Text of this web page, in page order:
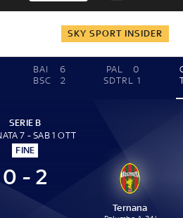
SKY SPORT INSIDER
BAI
6
BSC
2
PAL
0
SDTRL
1
SERIE B
7 - SAB 1 OTT
FINE
0 - 2
Ternana